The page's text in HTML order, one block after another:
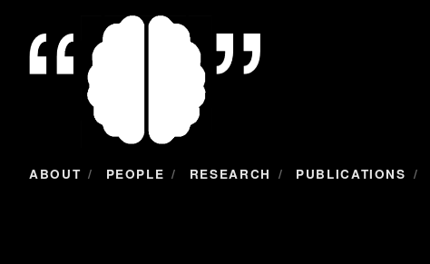
ABOUT / PEOPLE / RESEARCH / PUBLICATIONS /